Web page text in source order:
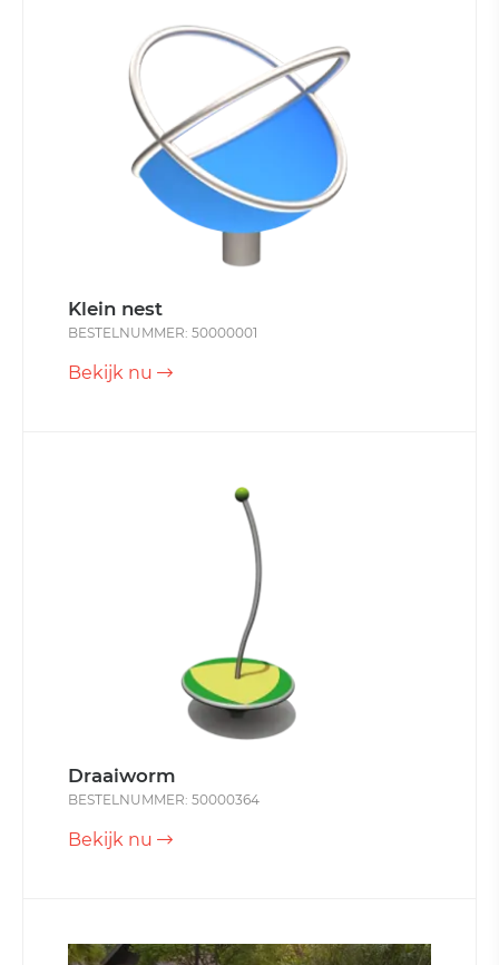
Klein nest
BESTELNUMMER: 50000001
Bekijk nu
Draaiworm
BESTELNUMMER: 50000364
Bekijk nu